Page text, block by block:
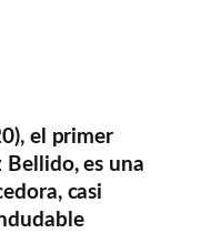
el primer
Bellido, es una
casi